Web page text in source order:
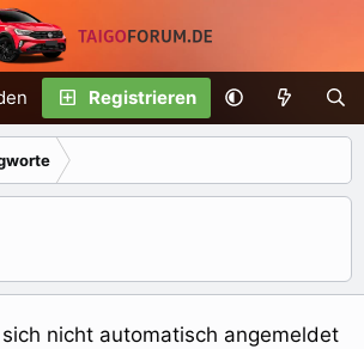
Registrieren
nicht automatisch angemeldet